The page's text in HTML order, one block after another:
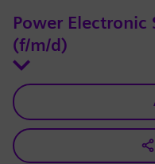
Power
(f/m/d)